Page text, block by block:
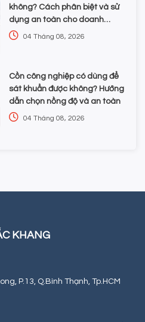
không? Cách phân biệt và sử
dụng an toàn cho doanh
nghiệp
04 Tháng 08, 2026
Cồn công nghiệp có dùng để
sát khuẩn được không? Hướng
dẫn chọn nồng độ và an toàn
04 Tháng 08, 2026
KHANG
P.13, Q.Bình Thạnh, Tp.HCM